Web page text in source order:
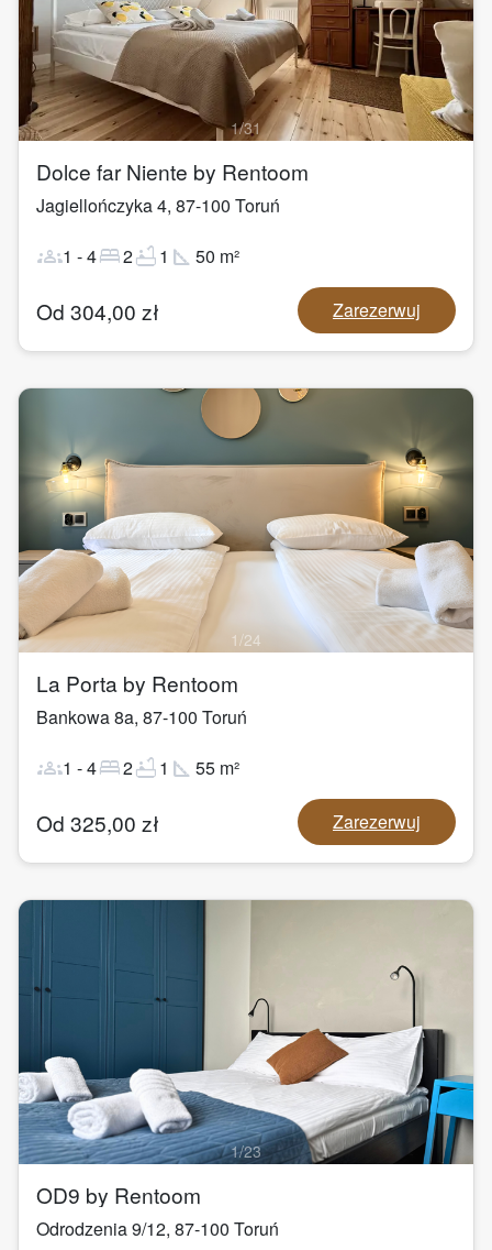
1/31
Dolce far Niente by Rentoom
Jagiellończyka 4, 87-100 Toruń
groups1 -4bed2bathtub1 square_foot 50 m²
Od 304,00 zł Zarezerwuj
1/24
La Porta by Rentoom
Bankowa 8a, 87-100 Toruń
groups1 -4bed2bathtub1 square_foot 55 m²
Od 325,00 zł Zarezerwuj
1/23
OD9 by Rentoom
Odrodzenia 9/12, 87-100 Toruń